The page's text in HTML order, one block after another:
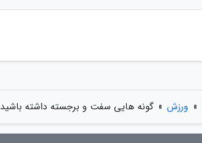
» ورزش » گونه هایی سفت و برجسته داشته باشید